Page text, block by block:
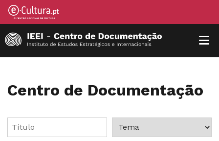
Centro de Documentação